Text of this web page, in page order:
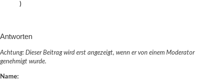
)
Antworten
Achtung: Dieser Beitrag wird erst angezeigt, wenn er von einem Moderator
genehmigt wurde.
Name: